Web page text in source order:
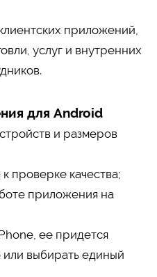
приложений,
услуг и внутренних
для Android
и размеров
проверке качества;
приложения на
ее придется
или выбирать единый